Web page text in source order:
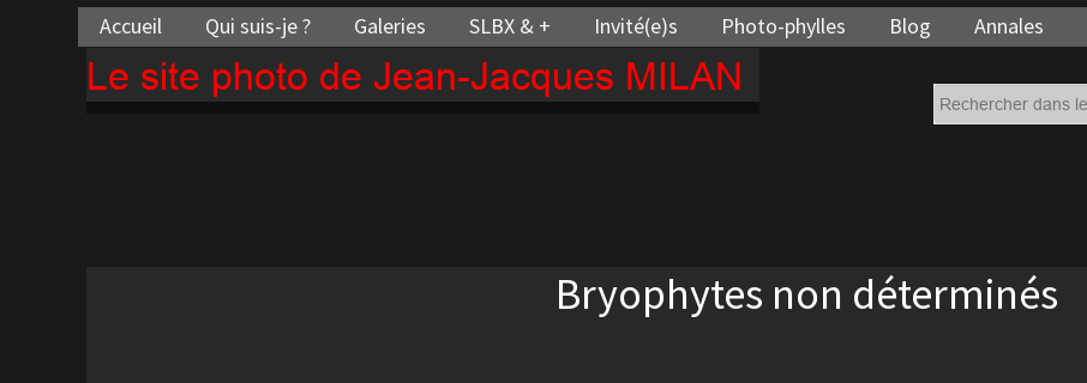
Le site photo de Jean-Jacques MILAN
Accueil Qui suis-je ? Galeries SLBX & + Invité(e)s Photo-phylles Blog Annales
Bryophytes non déterminés